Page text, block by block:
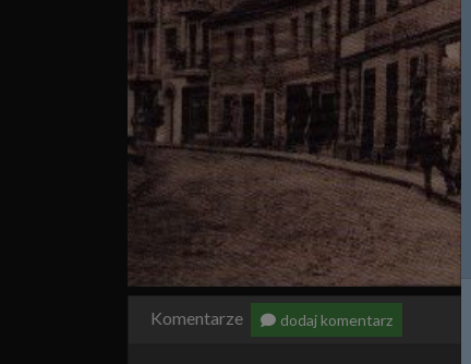
Komentarze dodaj komentarz